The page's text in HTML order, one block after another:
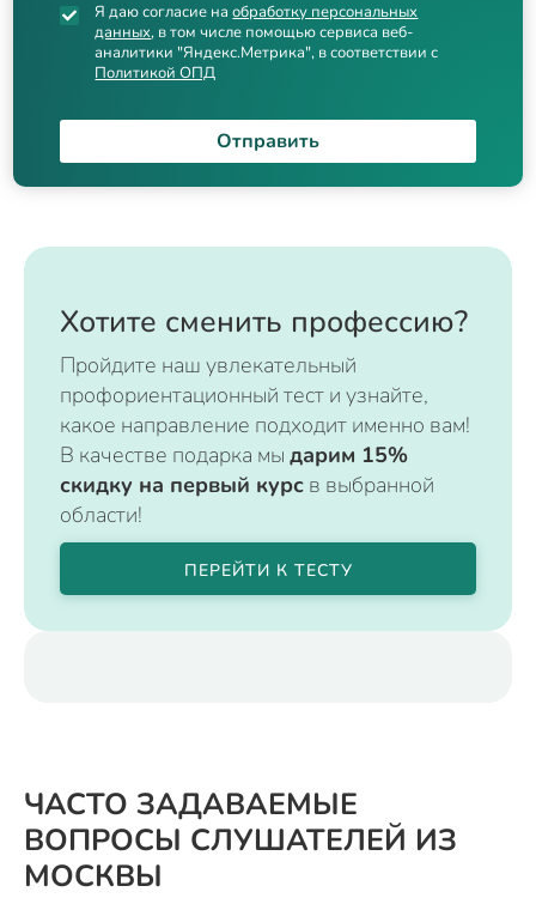
Я даю согласие наобработку персональных
данных, в том числе помощью сервиса веб-
аналитики "Яндекс.Метрика", в соответствии с
Политикой ОПД
Отправить
Хотите сменить профессию?
Пройдите наш увлекательный
профориентационный тест и узнайте,
какое направление подходит именно вам!
В качестве подарка мы дарим 15%
скидку на первый курс в выбранной
области!
ПЕРЕЙТИ К ТЕСТУ
ЧАСТО ЗАДАВАЕМЫЕ
ВОПРОСЫ СЛУШАТЕЛЕЙ ИЗ
МОСКВЫ